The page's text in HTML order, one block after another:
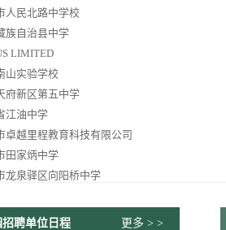
人民北路中学校
族自治县中学
LIMITED
山实验学校
府新区第五中学
江油中学
卓越里程教育科技有限公司
田家炳中学
龙泉驿区向阳桥中学
化永鑫建设工程有限责任公司
招聘单位日程 更多 > >